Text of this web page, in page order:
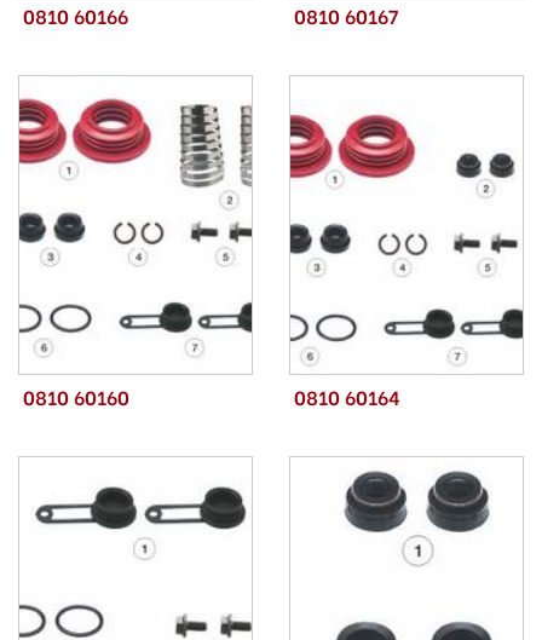
0810 60166 0810 60167
0810 60160 0810 60164